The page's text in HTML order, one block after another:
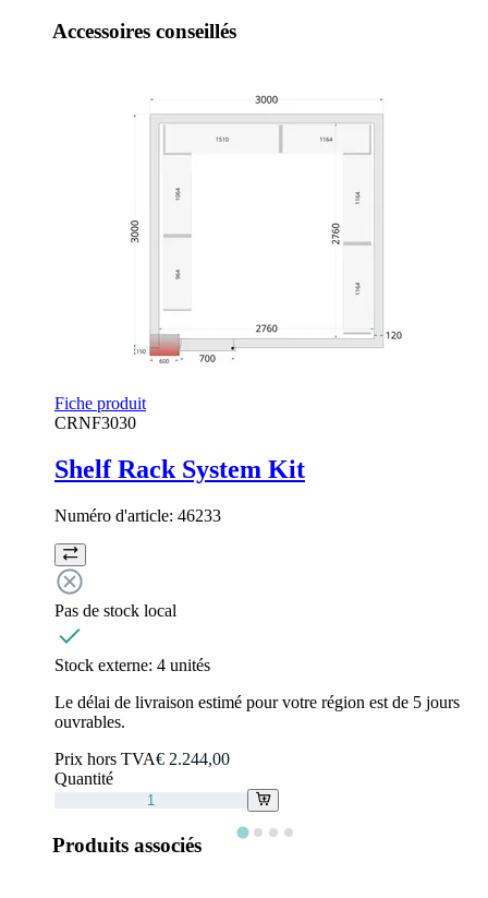
Accessoires conseillés
Fiche produit
CRNF3030
Shelf Rack System Kit
Numéro d'article: 46233
Pas de stock local
Stock externe: 4 unités
Le délai de livraison estimé pour votre région est de 5 jours
ouvrables.
Prix hors TVA€ 2.244,00
Quantité
Produits associés